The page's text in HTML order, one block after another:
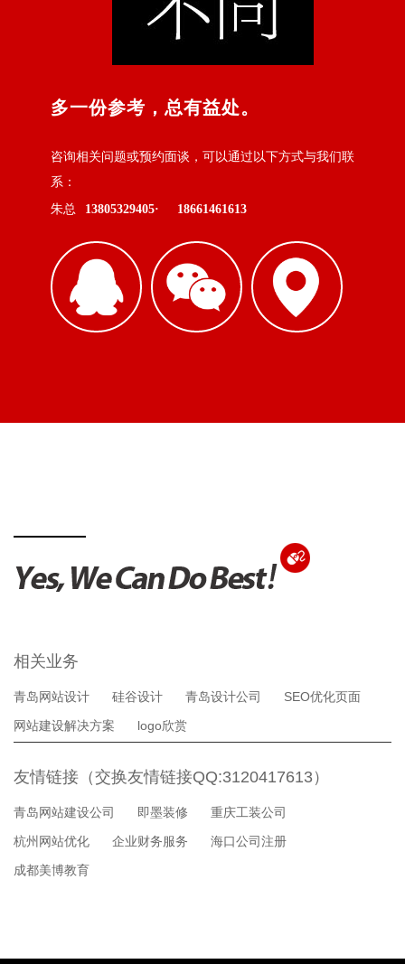
多一份参考，总有益处。
咨询相关问题或预约面谈，可以通过以下方式与我们联
系：
朱总
13805329405· 18661461613
相关业务
青岛网站设计 硅谷设计 青岛设计公司
SEO优化页面
网站建设解决方案
logo欣赏
友情链接（交换友情链接QQ:3120417613）
青岛网站建设公司 即墨装修
重庆工装公司
杭州网站优化
企业财务服务
海口公司注册
成都美博教育